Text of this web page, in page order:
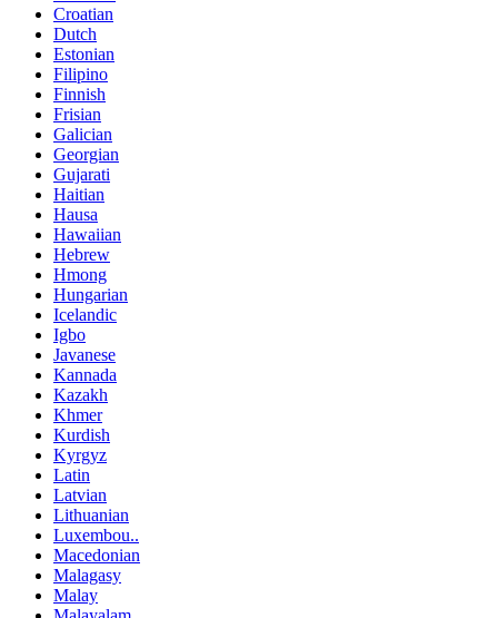
Croatian
Dutch
Estonian
Filipino
Finnish
Frisian
Galician
Georgian
Gujarati
Haitian
Hausa
Hawaiian
Hebrew
Hmong
Hungarian
Icelandic
Igbo
Javanese
Kannada
Kazakh
Khmer
Kurdish
Kyrgyz
Latin
Latvian
Lithuanian
Luxembou..
Macedonian
Malagasy
Malay